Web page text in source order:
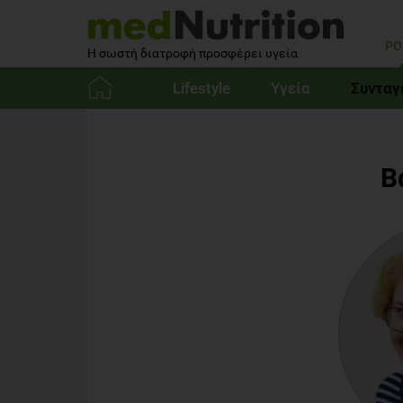
Η σωστή διατροφή προσφέρει υγεία
Lifestyle Υγεία